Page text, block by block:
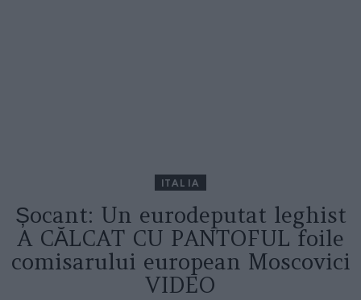
ITALIA
Șocant: Un eurodeputat leghist
A CĂLCAT CU PANTOFUL foile
comisarului european Moscovici
VIDEO